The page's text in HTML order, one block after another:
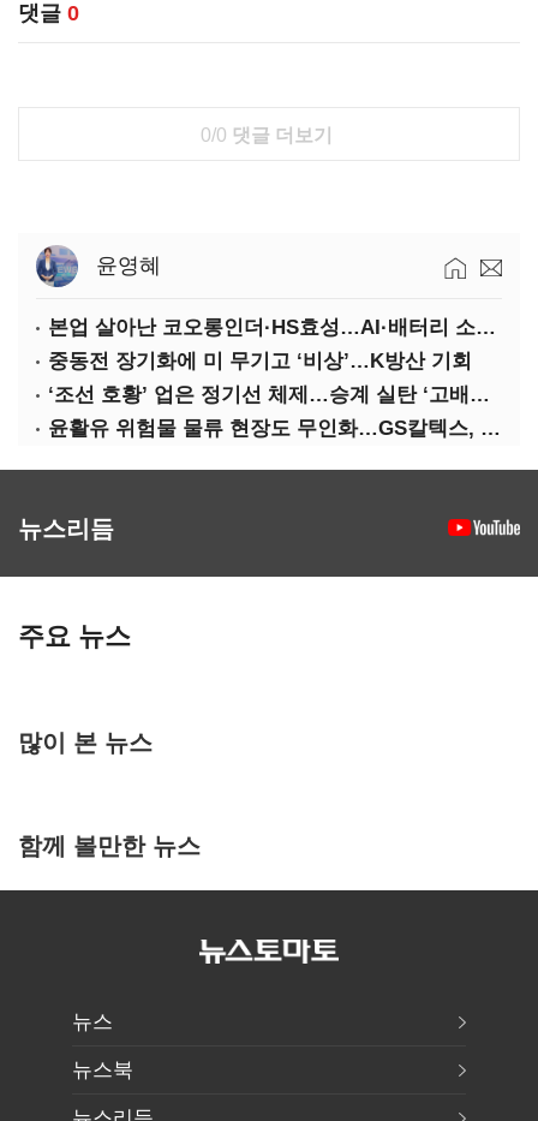
댓글 0
0/0 댓글 더보기
윤영혜
본업 살아난 코오롱인더·HS효성…AI·배터리 소재로 보폭 확대
중동전 장기화에 미 무기고 ‘비상’…K방산 기회
‘조선 호황’ 업은 정기선 체제…승계 실탄 ‘고배당’ 주목
윤활유 위험물 물류 현장도 무인화…GS칼텍스, 디지털 전환 가속
뉴스리듬
주요 뉴스
많이 본 뉴스
함께 볼만한 뉴스
뉴스
뉴스북